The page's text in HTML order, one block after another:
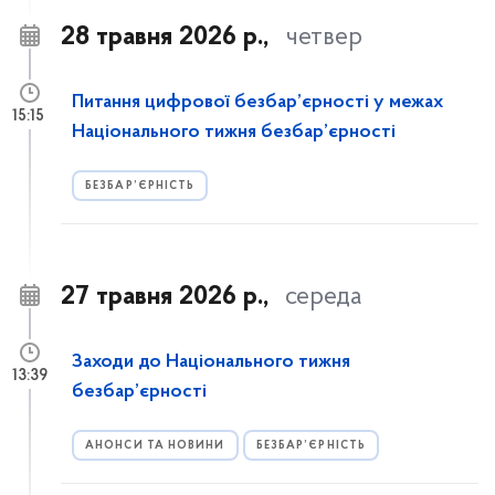
28 травня 2026 р., четвер
Питання цифрової безбар’єрності у межах
Національного тижня безбар’єрності
БЕЗБАР’ЄРНІСТЬ
15:15
27 травня 2026 р., середа
Заходи до Національного тижня
безбар’єрності
АНОНСИ ТА НОВИНИ БЕЗБАР’ЄРНІСТЬ
13:39